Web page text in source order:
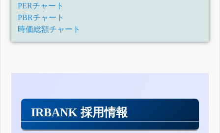
PERチャート
PBRチャート
時価総額チャート
IRBANK 採用情報